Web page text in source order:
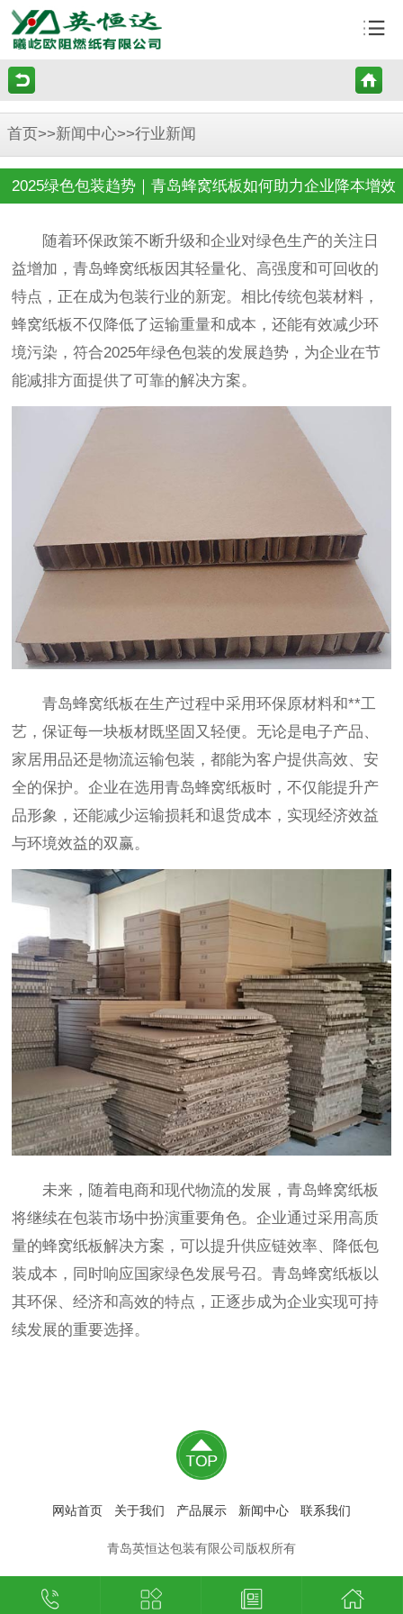
首页>>新闻中心>>行业新闻
2025绿色包装趋势｜青岛蜂窝纸板如何助力企业降本增效
随着环保政策不断升级和企业对绿色生产的关注日
益增加，青岛蜂窝纸板因其轻量化、高强度和可回收的
特点，正在成为包装行业的新宠。相比传统包装材料，
蜂窝纸板不仅降低了运输重量和成本，还能有效减少环
境污染，符合2025年绿色包装的发展趋势，为企业在节
能减排方面提供了可靠的解决方案。
青岛蜂窝纸板在生产过程中采用环保原材料和**工
艺，保证每一块板材既坚固又轻便。无论是电子产品、
家居用品还是物流运输包装，都能为客户提供高效、安
全的保护。企业在选用青岛蜂窝纸板时，不仅能提升产
品形象，还能减少运输损耗和退货成本，实现经济效益
与环境效益的双赢。
未来，随着电商和现代物流的发展，青岛蜂窝纸板
将继续在包装市场中扮演重要角色。企业通过采用高质
量的蜂窝纸板解决方案，可以提升供应链效率、降低包
装成本，同时响应国家绿色发展号召。青岛蜂窝纸板以
其环保、经济和高效的特点，正逐步成为企业实现可持
续发展的重要选择。
网站首页 关于我们 产品展示 新闻中心 联系我们
青岛英恒达包装有限公司版权所有